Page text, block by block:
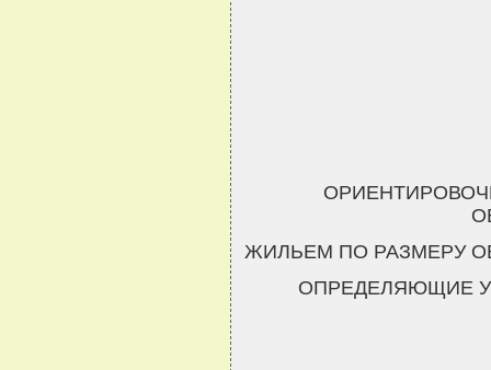
ЖИЛЬЕМ ПО РАЗМЕРУ
ОПРЕДЕЛЯЮЩИЕ